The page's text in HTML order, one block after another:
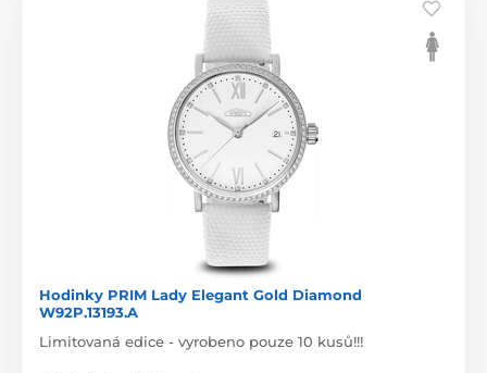
Hodinky PRIM Lady Elegant Gold Diamond
W92P.13193.A
Limitovaná edice - vyrobeno pouze 10 kusů!!!